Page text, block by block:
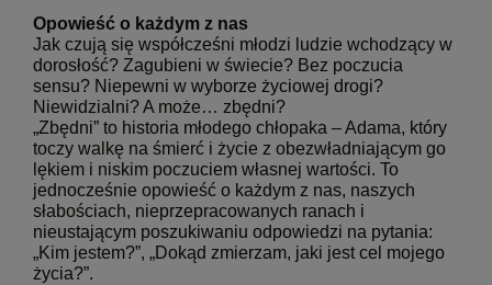
Opowieść o każdym z nas
Jak czują się współcześni młodzi ludzie wchodzący w
dorosłość? Zagubieni w świecie? Bez poczucia
sensu? Niepewni w wyborze życiowej drogi?
Niewidzialni? A może… zbędni?
„Zbędni” to historia młodego chłopaka – Adama, który
toczy walkę na śmierć i życie z obezwładniającym go
lękiem i niskim poczuciem własnej wartości. To
jednocześnie opowieść o każdym z nas, naszych
słabościach, nieprzepracowanych ranach i
nieustającym poszukiwaniu odpowiedzi na pytania:
„Kim jestem?”, „Dokąd zmierzam, jaki jest cel mojego
życia?”.